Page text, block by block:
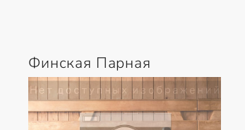
Финская Парная